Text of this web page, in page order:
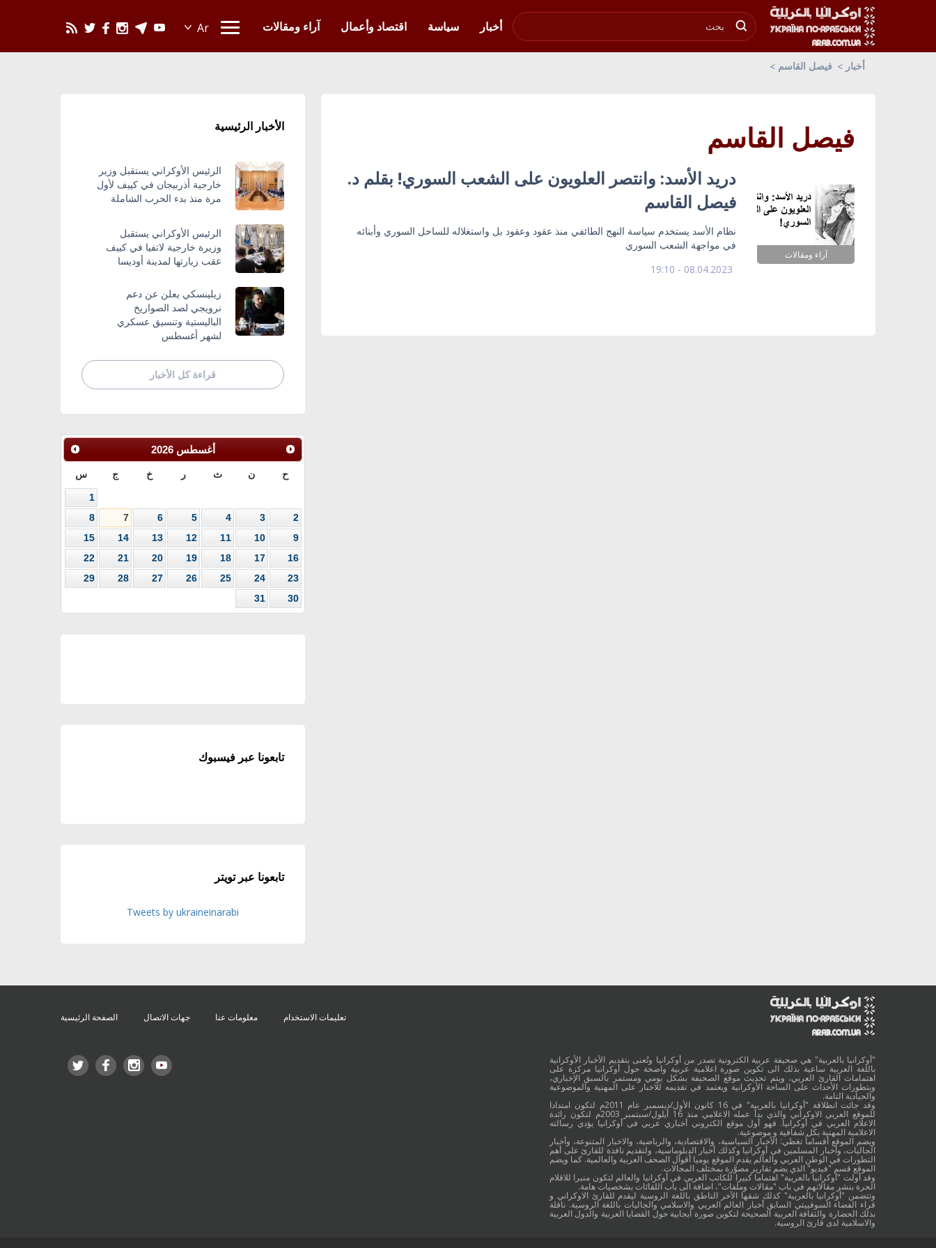
أخبار
سياسة اقتصاد وأعمال آراء ومقالات
أخبار فيصل القاسم
فيصل القاسم
آراء ومقالات
دريد الأسد: وانتصر العلويون على الشعب السوري! بقلم د.
فيصل القاسم
نظام الأسد يستخدم سياسة النهج الطائفي منذ عقود وعقود بل واستغلاله للساحل السوري وأبنائه
في مواجهة الشعب السوري
08.04.2023 - 19:10
الأخبار الرئيسية
الرئيس الأوكراني يستقبل وزير
خارجية أذربيجان في كييف لأول
مرة منذ بدء الحرب الشاملة
الرئيس الأوكراني يستقبل
وزيرة خارجية لاتفيا في كييف
عقب زيارتها لمدينة أوديسا
زيلينسكي يعلن عن دعم
نرويجي لصد الصواريخ
الباليستية وتنسيق عسكري
لشهر أغسطس
قراءة كل الأخبار
أغسطس 2026
ح ن ث ر خ ج س
1
2
3
4
5
6
7
8
9
10
11
12
13
14
15
16
17
18
19
20
21
22
23
24
25
26
27
28
29
30
31
تابعونا عبر فيسبوك
تابعونا عبر تويتر
Tweets by ukraineinarabi
"أوكرانيا بالعربية" هي صحيفة عربية الكترونية تصدر من أوكرانيا وتُعنى بتقديم الأخبار الأوكرانية
باللغة العربية ساعية بذلك الى تكوين صورة اعلامية عربية واضحة حول أوكرانيا مركزة على
اهتمامات القارئ العربي، ويتم تحديث موقع الصحيفة بشكل يومي ومستمر بالسبق الإخباري،
وبتطورات الأحداث على الساحة الأوكرانية ويعتمد في تقديمه للاخبار على المهنية والموضوعية
والحيادية التامة.
وقد جائت انطلاقة "أوكرانيا بالعربية" في 16 كانون الأول/ديسمبر عام 2011م لتكون امتدادا
للموقع العربي الاوكراني والذي بدأ عمله الاعلامي منذ 16 أيلول/سبتمبر 2003م لتكون رائدة
الاعلام العربي في أوكرانيا. فهو أول موقع الكتروني أخباري عربي في أوكرانيا يؤدي رسالته
الاعلامية المهنية بكل شفافية و موضوعية.
ويضم الموقع أقساماً تغطي: الأخبار السياسية، والاقتصادية، والرياضية، والاخبار المتنوعة، وأخبار
الجاليات، وأخبار المسلمين في أوكرانيا وكذلك أخبار الدبلوماسية، ولتقديم نافذة للقارئ على أهم
التطورات في الوطن العربي والعالم يقدم الموقع يوميا أقوال الصحف العربية والعالمية. كما ويضم
الموقع قسم "فيديو" الذي يضم تقارير مصوَّرة بمختلف المجالات.
وقد أولت "أوكرانيا بالعربية" اهتماما كبيرا للكاتب العربي في أوكرانيا والعالم لتكون منبرا للاقلام
الحرة بنشر مقالاتهم في باب "مقالات وملفات"، اضافة الى باب اللقائات بشخصيات هامة.
وتتضمن "أوكرانيا بالعربية" كذلك شقها الآخر الناطق باللغة الروسية ليقدم للقارئ الاوكراني و
قراء الفضاء السوفييتي السابق أخبار العالم العربي والاسلامي والجاليات باللغة الروسية. ناقلة
بذلك الحضارة والثقافة العربية الصحيحة لتكوين صورة ايجابية حول القضايا العربية والدول العربية
والاسلامية لدى قارئ الروسية.
تعليمات الاستخدام معلومات عنا جهات الاتصال الصفحة الرئيسية